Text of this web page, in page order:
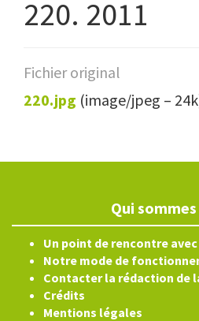
220. 2011
Fichier original
220.jpg (image/jpeg –
Qui
Un point de rencontre
Notre mode de
Contacter la rédaction de
Crédits
Mentions légales